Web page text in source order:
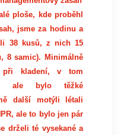
ploše, kde proběhl
jsme za hodinu a
38 kusů, z nich 15
8 samic). Minimálně
při kladení, v tom
ale bylo těžké
další motýli létali
ale to bylo jen pár
drželi té vysekané a